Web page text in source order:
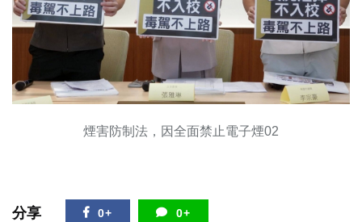
煙害防制法，因全面禁止電子煙02
分享 0+ 0+